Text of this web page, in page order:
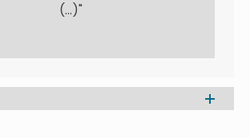
(...)"